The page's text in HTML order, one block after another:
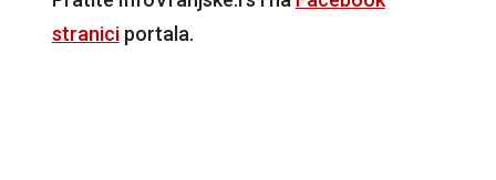
straniciportala.